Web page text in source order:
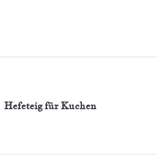
Hefeteig für Kuchen